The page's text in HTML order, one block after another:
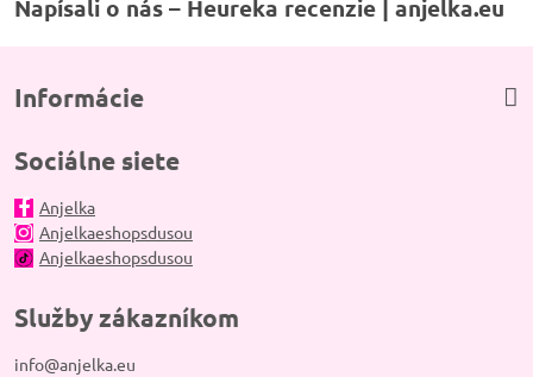
Napísali o nás – Heureka recenzie | anjelka.eu
Informácie
Sociálne siete
Anjelka
Anjelkaeshopsdusou
Anjelkaeshopsdusou
Služby zákazníkom
info@anjelka.eu